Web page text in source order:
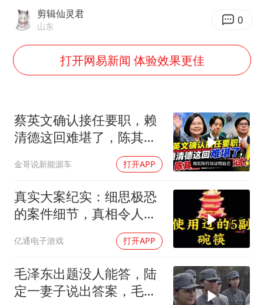
我国编制完成新版全月地质图
消费新图景｜多举措提升消费体验 释放夏日经济活力
奋进开新局 实干挑大梁
剪辑仙灵君
山东 0
打开网易新闻 体验效果更佳
蔡英文确认接任要职，赖
清德这回难堪了，陈其迈
金哥说新能源车 打开APP
真实大案纪实：细思极恐
的案件细节，真相令人脊
亿通电子游戏 打开APP
毛泽东出题没人能答，陆
定一妻子说出答案，毛主